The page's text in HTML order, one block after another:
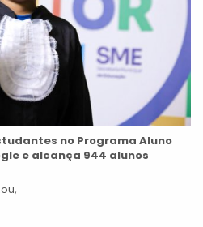
no Programa Aluno
e alcança 944 alunos